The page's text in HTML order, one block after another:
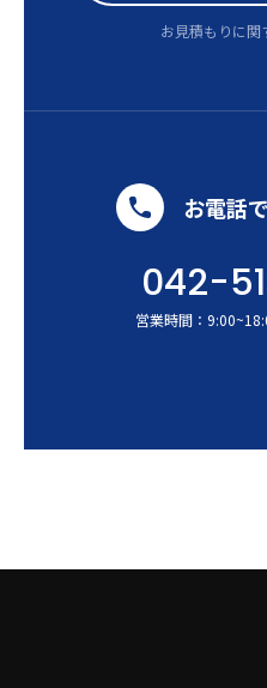
お見積もりに
お電話
042-
営業時間： 9:00~